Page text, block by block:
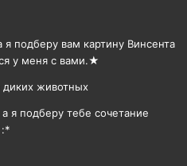
подберу вам картину Винсента
у меня с вами.★
животных
подберу тебе сочетание
:*